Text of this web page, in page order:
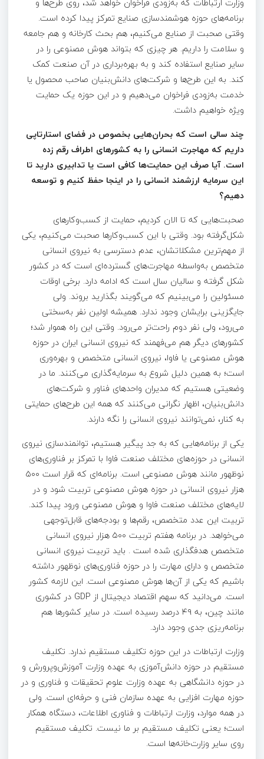
برنامه‌های حوزه هوشمندسازی صنایع تمرکز پیدا کرده است.
وقتی صحبت از صنایع می‌کنیم، هم بحث کارخانه و هم جامعه
و سلامت را داریم. هر چیزی که بتواند هوش مصنوعی را در
سایر صنایع استفاده کند و به بهره‌برداری در آن صنعت کمک
کند. به این طرح‌ها و شرکت‌های دانش‌بنیان صاحب محصول یا
خدمت به‌زودی فراخوان می‌دهیم و در این حوزه یک حمایت
ویژه خواهیم داشت.
چند سالی است که بحران‌هایی بخصوص در فضای استارتاپی
داریم که مهاجرت انسانی را به کشورهای اطراف رقم زده
است.آیا صرف این حمایت‌ها کافی است یا تدابیری دارید تا
این سرمایه ارزشمند انسانی را در اینجا حفظ کنیم و توسعه
دهیم؟
صحبت‌هایی که تا الان کردیم، حمایت از کسب‌وکارهای
شکل‌گرفته بود. وقتی با این کسب‌وکارها صحبت می‌کنیم، یکی
از مهم‌ترین مشکلاتشان، عدم دسترسی به نیروی انسانی
متخصص به‌واسطه مهاجرت‌های گسترده‌ای است که در کشور
شکل گرفته و سالیان سال است که ادامه دارد. برخی اوقات
مسئولین را می‌بینیم که می‌گویند بگذارید بروند. ولی
جایگزینی برایشان وجود ندارد. همیشه اولین نفر به‌سختی
می‌رود، ولی نفر دوم راحت‌تر می‌رود. وقتی این راه هموار شد؛
کشورهای دیگر هم می‌فهمند که نیروی انسانی ایران در حوزه
هوش مصنوعی یا فاوا، نیروی انسانی متخصص و بهره‌وری
است؛ به همین دلیل شروع به سرمایه‌گذاری می‌کنند. ما در
وضعیتی هستیم که مدیران واحدهای فناور و شرکت‌های
دانش‌بنیان، اظهار نگرانی می‌کنند که همه این طرح‌های حمایتی
به کنار، نمی‌توانند نیروی انسانی را نگه دارند.
یکی از برنامه‌هایی که به جد پیگیر هستیم، توانمندسازی نیروی
انسانی در حوزه‌های مختلف صنعت فاوا با تمرکز بر فناوری‌های
نوظهور مانند هوش مصنوعی است. برنامه‌ای که قرار است ۵۰۰
هزار نیروی انسانی در حوزه هوش مصنوعی تربیت شود و در
لایه‌های مختلف صنعت فاوا و هوش مصنوعی ورود پیدا کند.
تربیت این عدد متخصص، رقم‌ها و بودجه‌های قابل‌توجهی
می‌خواهد. در برنامه هفتم تربیت ۵۰۰ هزار نیروی انسانی
متخصص هدفگذاری شده است . باید تربیت نیروی انسانی
متخصص و دارای مهارت را در حوزه فناوری‌های نوظهور داشته
باشیم که یکی از آن‌ها هوش مصنوعی است. این لازمه کشور
است. می‌دانید که سهم اقتصاد دیجیتال از GDP در کشوری
مانند چین، به ۴۹ درصد رسیده است. در سایر کشورها هم
برنامه‌ریزی جدی وجود دارد.
وزارت ارتباطات در این حوزه تکلیف مستقیم ندارد. تکلیف
مستقیم در حوزه دانش‌آموزی به عهده وزارت آموزش‌وپرورش و
در حوزه دانشگاهی به عهده وزارت علوم تحقیقات و فناوری و در
حوزه مهارت افزایی به عهده سازمان فنی و حرفه‌ای است. ولی
در همه موارد، وزارت ارتباطات و فناوری اطلاعات، دستگاه همکار
است؛ یعنی تکلیف مستقیم بر ما نیست. تکلیف مستقیم
روی سایر وزارت‌خانه‌ها است.